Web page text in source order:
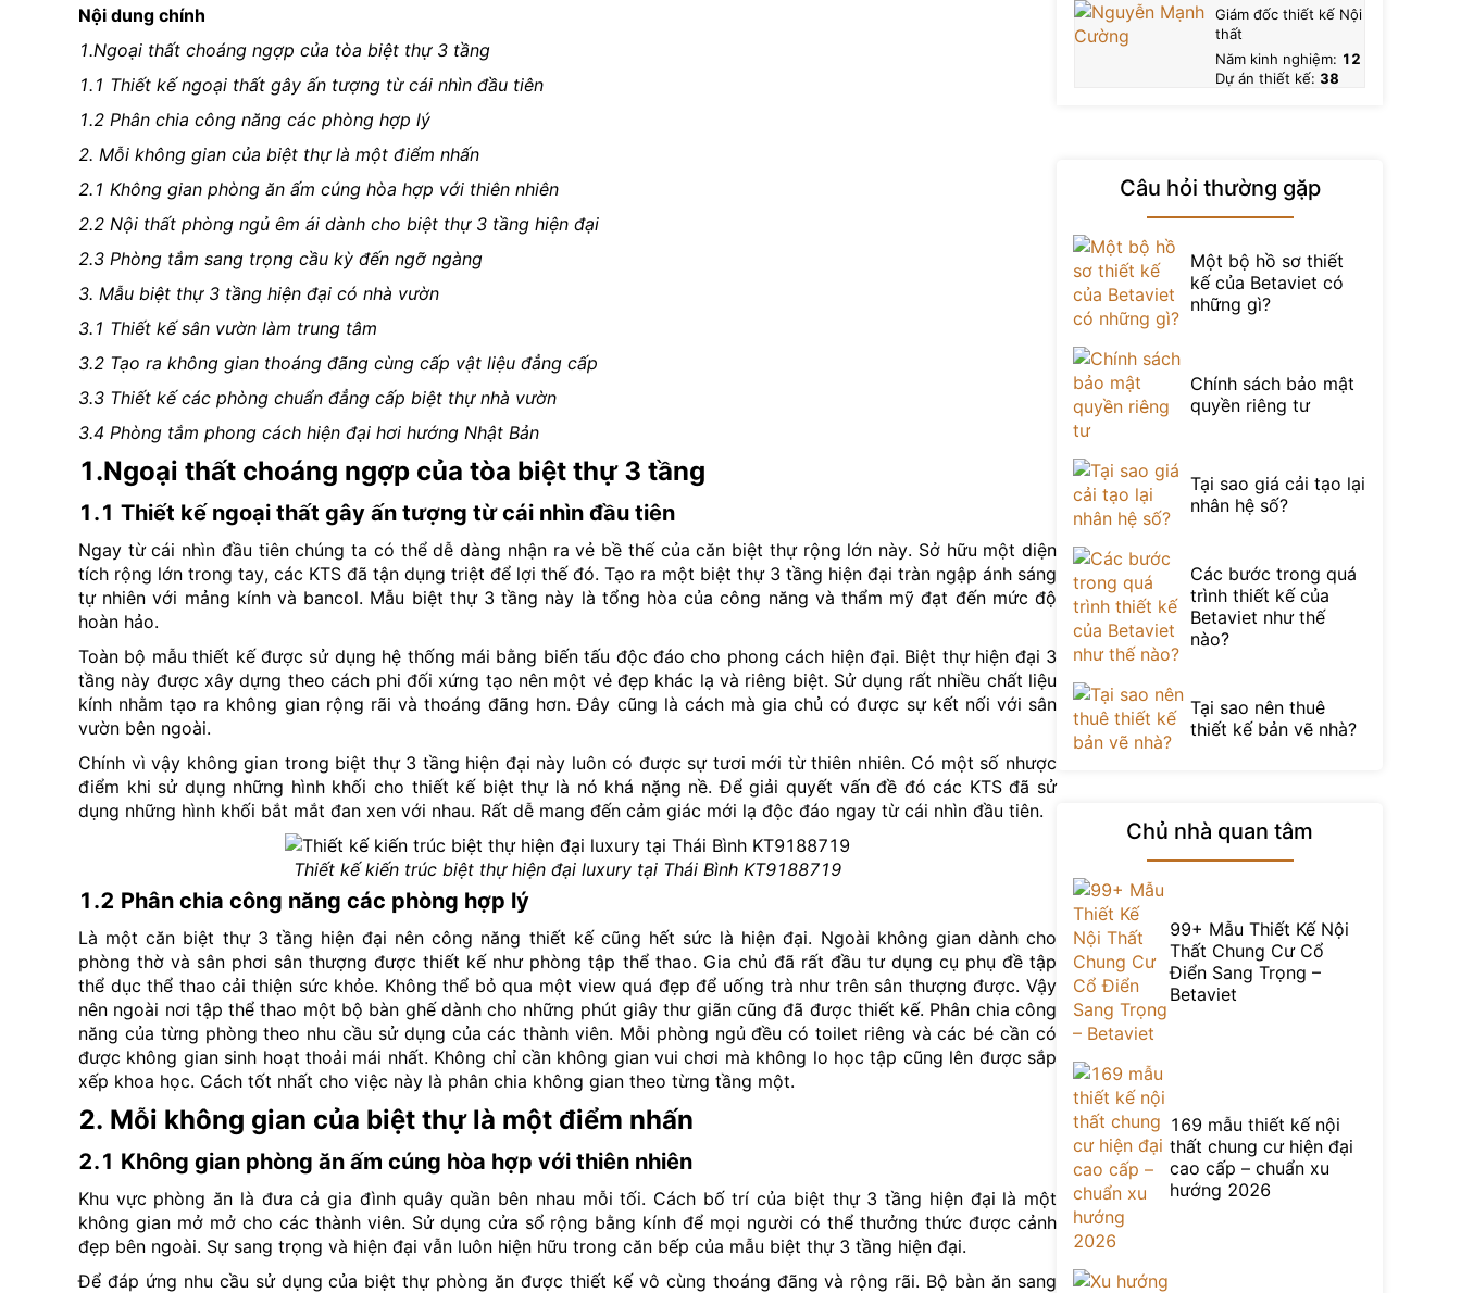
Nội dung chính
1.Ngoại thất choáng ngợp của tòa biệt thự 3 tầng
1.1 Thiết kế ngoại thất gây ấn tượng từ cái nhìn đầu tiên
1.2 Phân chia công năng các phòng hợp lý
2. Mỗi không gian của biệt thự là một điểm nhấn
2.1 Không gian phòng ăn ấm cúng hòa hợp với thiên nhiên
2.2 Nội thất phòng ngủ êm ái dành cho biệt thự 3 tầng hiện đại
2.3 Phòng tắm sang trọng cầu kỳ đến ngỡ ngàng
3. Mẫu biệt thự 3 tầng hiện đại có nhà vườn
3.1 Thiết kế sân vườn làm trung tâm
3.2 Tạo ra không gian thoáng đãng cùng cấp vật liệu đẳng cấp
3.3 Thiết kế các phòng chuẩn đẳng cấp biệt thự nhà vườn
3.4 Phòng tắm phong cách hiện đại hơi hướng Nhật Bản
1.Ngoại thất choáng ngợp của tòa biệt thự 3 tầng
1.1 Thiết kế ngoại thất gây ấn tượng từ cái nhìn đầu tiên
Ngay từ cái nhìn đầu tiên chúng ta có thể dễ dàng nhận ra vẻ bề thế của căn biệt thự rộng lớn này. Sở hữu một diện
tích rộng lớn trong tay, các KTS đã tận dụng triệt để lợi thế đó. Tạo ra một biệt thự 3 tầng hiện đại tràn ngập ánh sáng
tự nhiên với mảng kính và bancol. Mẫu biệt thự 3 tầng này là tổng hòa của công năng và thẩm mỹ đạt đến mức độ
hoàn hảo.
Toàn bộ mẫu thiết kế được sử dụng hệ thống mái bằng biến tấu độc đáo cho phong cách hiện đại. Biệt thự hiện đại 3
tầng này được xây dựng theo cách phi đối xứng tạo nên một vẻ đẹp khác lạ và riêng biệt. Sử dụng rất nhiều chất liệu
kính nhằm tạo ra không gian rộng rãi và thoáng đãng hơn. Đây cũng là cách mà gia chủ có được sự kết nối với sân
vườn bên ngoài.
Chính vì vậy không gian trong biệt thự 3 tầng hiện đại này luôn có được sự tươi mới từ thiên nhiên. Có một số nhược
điểm khi sử dụng những hình khối cho thiết kế biệt thự là nó khá nặng nề. Để giải quyết vấn đề đó các KTS đã sử
dụng những hình khối bắt mắt đan xen với nhau. Rất dễ mang đến cảm giác mới lạ độc đáo ngay từ cái nhìn đầu tiên.
Thiết kế kiến trúc biệt thự hiện đại luxury tại Thái Bình KT9188719
1.2 Phân chia công năng các phòng hợp lý
Là một căn biệt thự 3 tầng hiện đại nên công năng thiết kế cũng hết sức là hiện đại. Ngoài không gian dành cho
phòng thờ và sân phơi sân thượng được thiết kế như phòng tập thể thao. Gia chủ đã rất đầu tư dụng cụ phụ đề tập
thể dục thể thao cải thiện sức khỏe. Không thể bỏ qua một view quá đẹp để uống trà như trên sân thượng được. Vậy
nên ngoài nơi tập thể thao một bộ bàn ghế dành cho những phút giây thư giãn cũng đã được thiết kế. Phân chia công
năng của từng phòng theo nhu cầu sử dụng của các thành viên. Mỗi phòng ngủ đều có toilet riêng và các bé cần có
được không gian sinh hoạt thoải mái nhất. Không chỉ cần không gian vui chơi mà không lo học tập cũng lên được sắp
xếp khoa học. Cách tốt nhất cho việc này là phân chia không gian theo từng tầng một.
2. Mỗi không gian của biệt thự là một điểm nhấn
2.1 Không gian phòng ăn ấm cúng hòa hợp với thiên nhiên
Khu vực phòng ăn là đưa cả gia đình quây quần bên nhau mỗi tối. Cách bố trí của biệt thự 3 tầng hiện đại là một
không gian mở mở cho các thành viên. Sử dụng cửa sổ rộng bằng kính để mọi người có thể thưởng thức được cảnh
đẹp bên ngoài. Sự sang trọng và hiện đại vẫn luôn hiện hữu trong căn bếp của mẫu biệt thự 3 tầng hiện đại.
Để đáp ứng nhu cầu sử dụng của biệt thự phòng ăn được thiết kế vô cùng thoáng đãng và rộng rãi. Bộ bàn ăn sang
Giám đốc thiết kế Nội
thất
Năm kinh nghiệm: 12
Dự án thiết kế: 38
Câu hỏi thường gặp
Một bộ hồ sơ thiết
kế của Betaviet có
những gì?
Chính sách bảo mật
quyền riêng tư
Tại sao giá cải tạo lại
nhân hệ số?
Các bước trong quá
trình thiết kế của
Betaviet như thế
nào?
Tại sao nên thuê
thiết kế bản vẽ nhà?
Chủ nhà quan tâm
99+ Mẫu Thiết Kế Nội
Thất Chung Cư Cổ
Điển Sang Trọng –
Betaviet
169 mẫu thiết kế nội
thất chung cư hiện đại
cao cấp – chuẩn xu
hướng 2026